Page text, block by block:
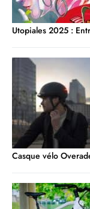
Utopiales 2025 :
Casque vélo